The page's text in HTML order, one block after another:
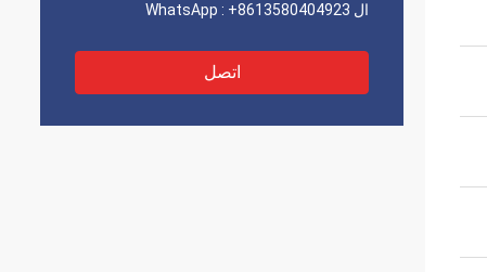
ال WhatsApp : +8613580404923
اتصل